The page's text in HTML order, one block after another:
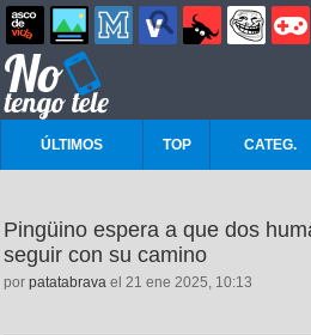
ÚLTIMOS TOP CATEG.
Pingüino espera a que dos
seguir con su camino
por patatabrava el 21 ene 2025, 10:13